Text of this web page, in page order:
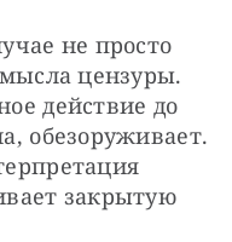
не просто
цензуры.
действие до
обезоруживает.
закрытую